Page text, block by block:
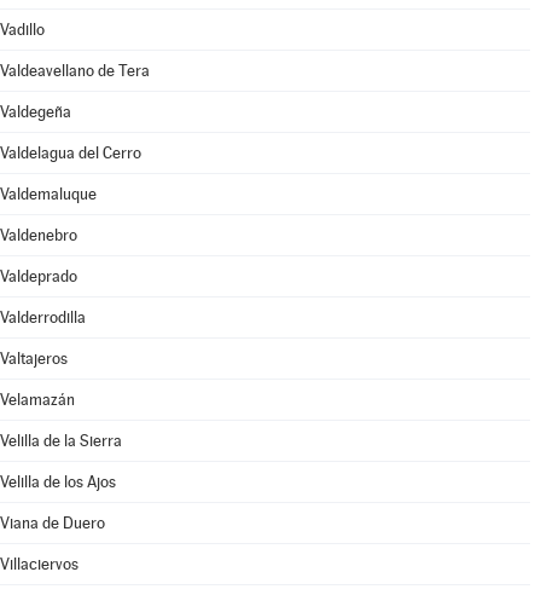
Vadillo
Valdeavellano de Tera
Valdegeña
Valdelagua del Cerro
Valdemaluque
Valdenebro
Valdeprado
Valderrodilla
Valtajeros
Velamazán
Velilla de la Sierra
Velilla de los Ajos
Viana de Duero
Villaciervos